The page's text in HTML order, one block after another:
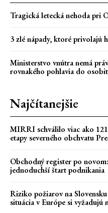
Tragická letecká nehoda pri
3 zlé nápady, ktoré privolajú
Ministerstvo vnútra nemá
rovnakého pohlavia do
Najčítanejšie
MIRRI schválilo viac ako
etapy severného obchvatu
Obchodný register po
jednoduchší štart podnikania
Riziko požiarov na
situácia v Európe si vyžadujú